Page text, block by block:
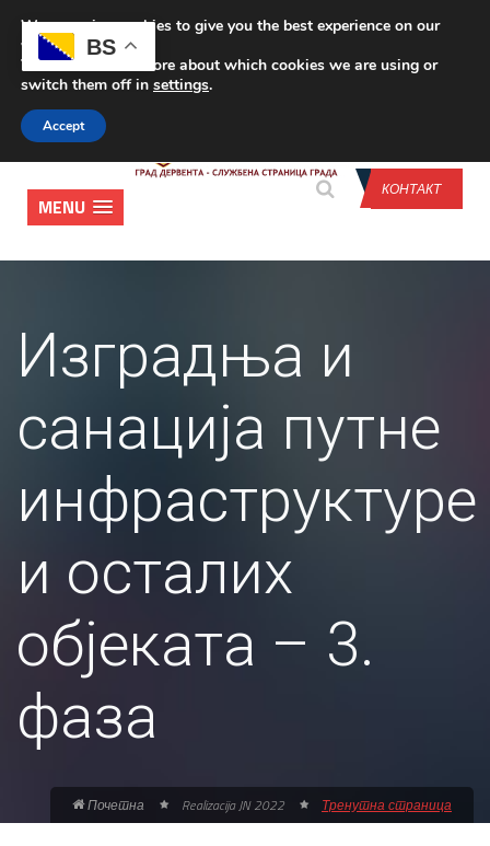
CONTACT US
КОНТАКТ
MENU
Изградња и
санација путне
инфраструктуре
и осталих
објеката – 3.
фаза
Почетна Realizacija JN 2022 Тренутна страница
BS
We are using cookies to give you the best experience on our
website.
You can find out more about which cookies we are using or
switch them off in settings.
Accept